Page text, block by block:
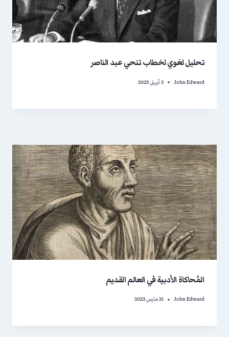
تحليل لغوي لخطاب تنحي عبد الناصر
John Edward 3 أبريل 2023
المُحاكاة الأدبية في العالم القديم
John Edward 31 مارس 2023